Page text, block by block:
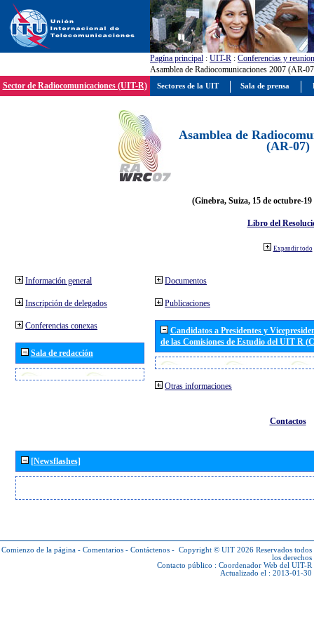
Pagína principal : UIT-R : Conferencias y
Asamblea de Radiocomunicaciones 2007 (AR-
Sector de Radiocomunicaciones (UIT-R)
Asamblea de
(AR-07)
(Ginebra, Suiza, 15 de octubre-19
Libro del
Expandir todo
Información general
Inscripción de delegados
Conferencias conexas
Sala de redacción
Documentos
Publicaciones
Candidatos a Presidentes y
de las Comisiones de Estudio del UIT R
Otras informaciones
Contactos
[Newsflashes]
Comienzo de la página - Comentarios - Contáctenos - Copyright © UIT 2026 Reservados todos
los derechos
Contacto público : Coordenador Web del UIT-R
Actualizado el : 2013-01-30
Sectores de la UIT Sala de prensa